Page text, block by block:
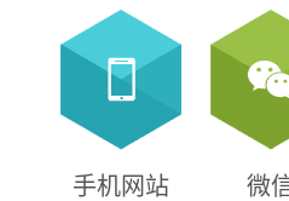
手机网站 微